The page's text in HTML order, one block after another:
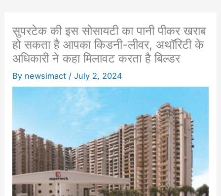
सुपरटेक की इस सोसायटी का पानी पीकर खराब
हो सकता है आपका किडनी-लीवर, अथॉरिटी के
अधिकारी ने कहा मिलावट करता है बिल्डर
By newsimact /July 2, 2024